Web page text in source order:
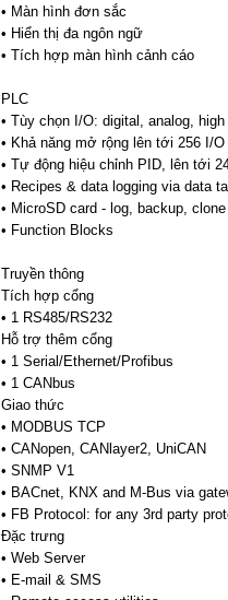
• Màn hình đơn sắc
• Hiển thị đa ngôn ngữ
• Tích hợp màn hình cảnh cáo
PLC
• Tùy chọn I/O: digital, analog,
• Khả năng mở rộng lên tới 256 I/O
• Tự động hiệu chỉnh PID, lên tới
• Recipes & data logging via data
• MicroSD card - log, backup,
• Function Blocks
Truyền thông
Tích hợp cổng
• 1 RS485/RS232
Hỗ trợ thêm cổng
• 1 Serial/Ethernet/Profibus
• 1 CANbus
Giao thức
• MODBUS TCP
• CANopen, CANlayer2, UniCAN
• SNMP V1
• BACnet, KNX and M-Bus via
• FB Protocol: for any 3rd party
Đặc trưng
• Web Server
• E-mail & SMS